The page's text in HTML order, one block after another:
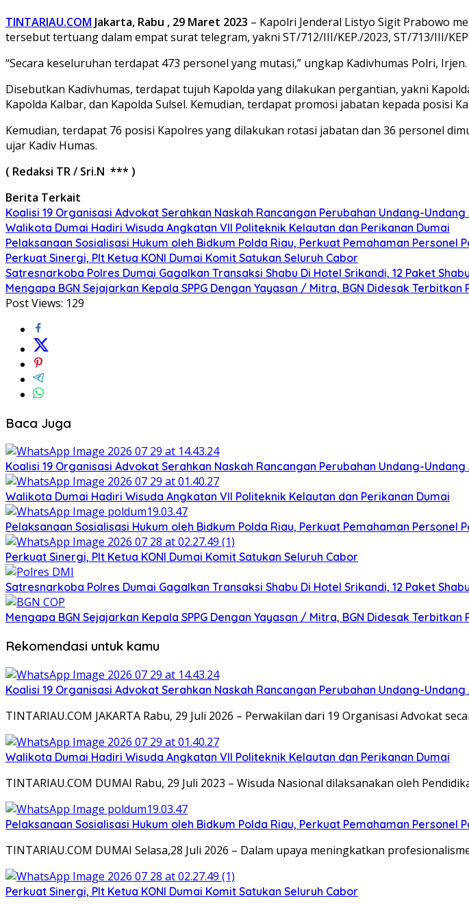
TINTARIAU.COM Jakarta, Rabu , 29 Maret 2023 – Kapolri Jenderal Listyo Sigit Prabowo
tersebut tertuang dalam empat surat telegram, yakni ST/712/III/KEP./2023, ST/713/III/
“Secara keseluruhan terdapat 473 personel yang mutasi,” ungkap Kadivhumas Polri,
Disebutkan Kadivhumas, terdapat tujuh Kapolda yang dilakukan pergantian, yakni
Kapolda Kalbar, dan Kapolda Sulsel. Kemudian, terdapat promosi jabatan kepada posisi
Kemudian, terdapat 76 posisi Kapolres yang dilakukan rotasi jabatan dan 36 personel
ujar Kadiv Humas.
( Redaksi TR / Sri.N *** )
Berita Terkait
Koalisi 19 Organisasi Advokat Serahkan Naskah Rancangan Perubahan Undang-
Walikota Dumai Hadiri Wisuda Angkatan VII Politeknik Kelautan dan Perikanan Dumai
Pelaksanaan Sosialisasi Hukum oleh Bidkum Polda Riau, Perkuat Pemahaman Personel
Perkuat Sinergi, Plt Ketua KONI Dumai Komit Satukan Seluruh Cabor
Satresnarkoba Polres Dumai Gagalkan Transaksi Shabu Di Hotel Srikandi, 12 Paket
Mengapa BGN Sejajarkan Kepala SPPG Dengan Yayasan / Mitra, BGN Didesak Terbitkan
Post Views: 129
Baca Juga
Koalisi 19 Organisasi Advokat Serahkan Naskah Rancangan Perubahan Undang-
Walikota Dumai Hadiri Wisuda Angkatan VII Politeknik Kelautan dan Perikanan Dumai
Pelaksanaan Sosialisasi Hukum oleh Bidkum Polda Riau, Perkuat Pemahaman Personel
Perkuat Sinergi, Plt Ketua KONI Dumai Komit Satukan Seluruh Cabor
Satresnarkoba Polres Dumai Gagalkan Transaksi Shabu Di Hotel Srikandi, 12 Paket
Mengapa BGN Sejajarkan Kepala SPPG Dengan Yayasan / Mitra, BGN Didesak Terbitkan
Rekomendasi untuk kamu
Koalisi 19 Organisasi Advokat Serahkan Naskah Rancangan Perubahan Undang-
TINTARIAU.COM JAKARTA Rabu, 29 Juli 2026 – Perwakilan dari 19 Organisasi Advokat
Walikota Dumai Hadiri Wisuda Angkatan VII Politeknik Kelautan dan Perikanan Dumai
TINTARIAU.COM DUMAI Rabu, 29 Juli 2023 – Wisuda Nasional dilaksanakan oleh
Pelaksanaan Sosialisasi Hukum oleh Bidkum Polda Riau, Perkuat Pemahaman Personel
TINTARIAU.COM DUMAI Selasa,28 Juli 2026 – Dalam upaya meningkatkan
Perkuat Sinergi, Plt Ketua KONI Dumai Komit Satukan Seluruh Cabor